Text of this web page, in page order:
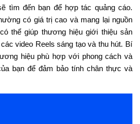
tìm đến bạn để hợp tác quảng cáo.
có giá trị cao và mang lại nguồn
thể giúp thương hiệu giới thiệu sản
video Reels sáng tạo và thu hút. Bí
hiệu phù hợp với phong cách và
bạn để đảm bảo tính chân thực và